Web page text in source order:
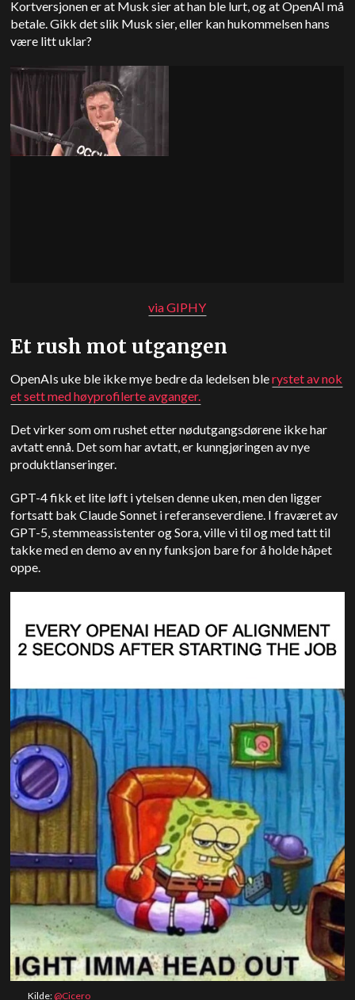
Kortversjonen er at Musk sier at han ble lurt, og at OpenAI må
betale. Gikk det slik Musk sier, eller kan hukommelsen hans
være litt uklar?
via GIPHY
Et rush mot utgangen
OpenAIs uke ble ikke mye bedre da ledelsen blerystet av nok
et sett med høyprofilerte avganger.
Det virker som om rushet etter nødutgangsdørene ikke har
avtatt ennå. Det som har avtatt, er kunngjøringen av nye
produktlanseringer.
GPT-4 fikk et lite løft i ytelsen denne uken, men den ligger
fortsatt bak Claude Sonnet i referanseverdiene. I fraværet av
GPT-5, stemmeassistenter og Sora, ville vi til og med tatt til
takke med en demo av en ny funksjon bare for å holde håpet
oppe.
Kilde: @Cicero